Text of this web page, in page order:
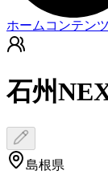
ホーム コンテンツ
石州
島根県